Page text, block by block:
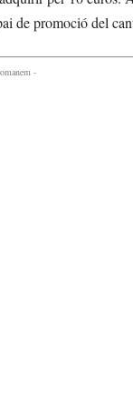
de promoció del
-